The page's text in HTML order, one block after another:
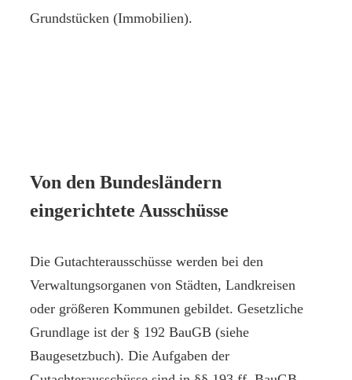
Grundstücken (Immobilien).
Von den Bundesländern
eingerichtete Ausschüsse
Die Gutachterausschüsse werden bei den
Verwaltungsorganen von Städten, Landkreisen
oder größeren Kommunen gebildet. Gesetzliche
Grundlage ist der § 192 BauGB (siehe
Baugesetzbuch). Die Aufgaben der